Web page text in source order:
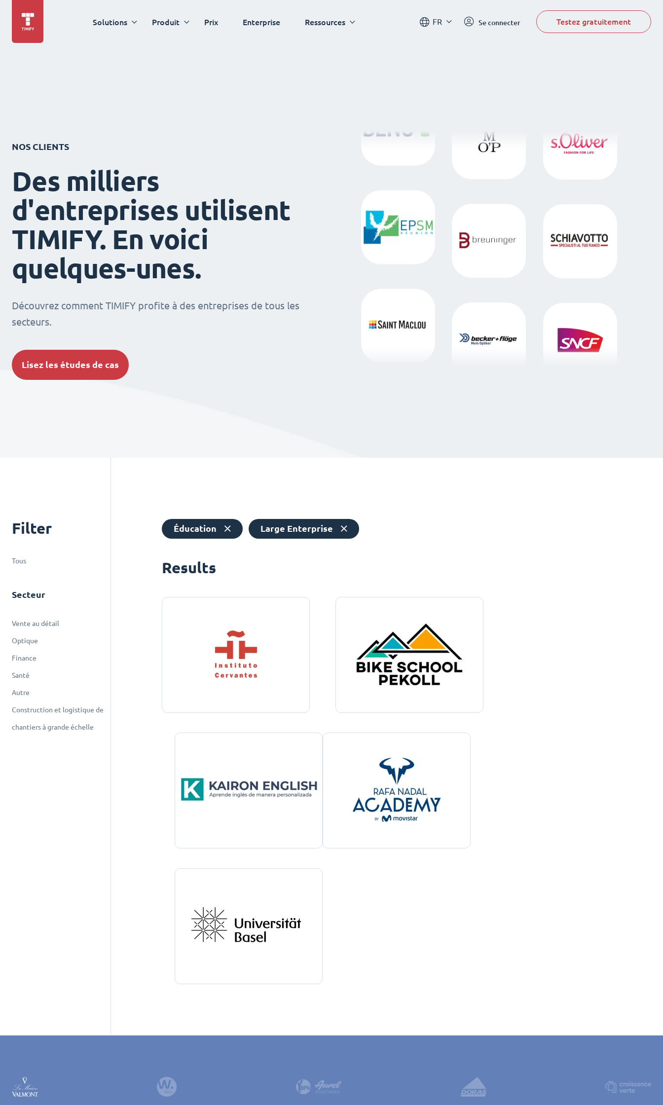
Solutions Produit Prix Enterprise Ressources FR Se connecter Testez gratuitement
NOS CLIENTS
Des milliers
d'entreprises utilisent
TIMIFY. En voici
quelques-unes.
Découvrez comment TIMIFY profite à des entreprises de tous les
secteurs.
Lisez les études de cas
Filter
Tous
Secteur
Vente au détail
Optique
Finance
Santé
Autre
Construction et logistique de
chantiers à grande échelle
Éducation Large Enterprise
Results